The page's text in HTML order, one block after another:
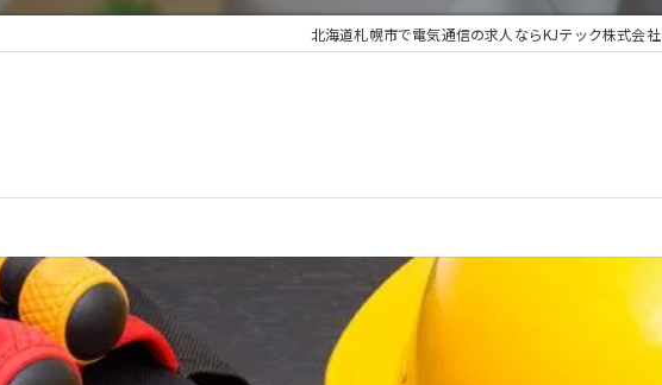
北海道札幌市で電気通信の求人ならKJテック株式会社